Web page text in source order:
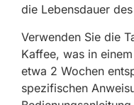
die Lebensdauer
Verwenden Sie die
Kaffee, was in
etwa 2 Wochen
spezifischen